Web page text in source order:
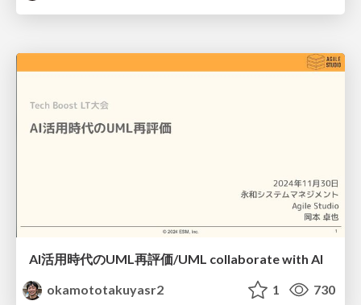
AI活用時代のUML再評価/UML collaborate with AI
okamototakuyasr2
1 730